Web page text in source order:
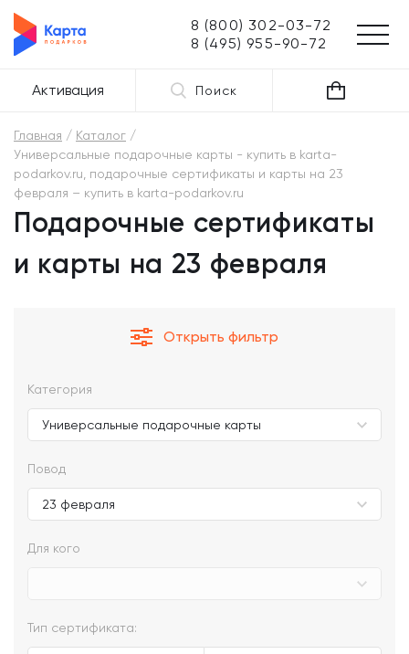
8 (800) 302-03-72
8 (495) 955-90-72
Активация Поиск
Главная
Каталог
Универсальные подарочные карты - купить в karta-
podarkov.ru, подарочные сертификаты и карты на 23
февраля – купить в karta-podarkov.ru
Подарочные сертификаты
и карты на 23 февраля
Открыть фильтр
Категория
Повод
Для кого
Тип сертификата: